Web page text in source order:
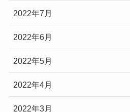
2022年7月
2022年6月
2022年5月
2022年4月
2022年3月